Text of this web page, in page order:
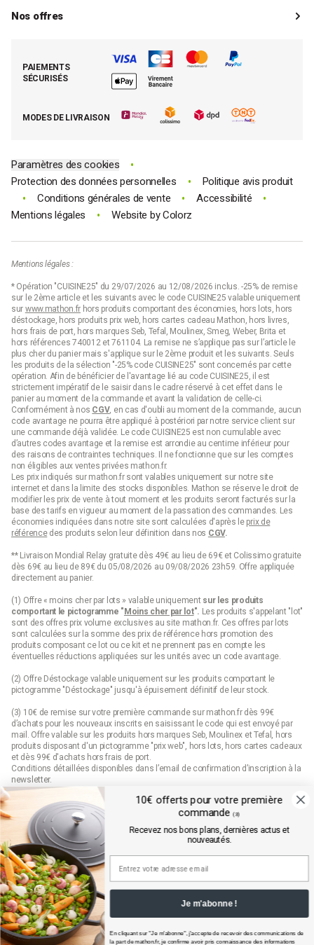
La boutique de Saint-Marcellin
La presse parle de Mathon
Paiements
Demande de rétractation
Mon compte client
Retrouver (ou activer) mon compte client
Nos offres
Nos best-sellers pâtisserie
Moins cher par lot
PAIEMENTS
SÉCURISÉS
MODES DE LIVRAISON
Paramètres des cookies •
Protection des données personnelles • Politique avis produit
• Conditions générales de vente • Accessibilité •
Mentions légales • Website byColorz
Mentions légales :
* Opération "CUISINE25" du 29/07/2026 au 12/08/2026 inclus. -25% de remise
sur le 2ème article et les suivants avec le code CUISINE25 valable uniquement
sur www.mathon.frhors produits comportant des économies, hors lots, hors
déstockage, hors produits prix web, hors cartes cadeau Mathon, hors livres,
hors frais de port, hors marques Seb, Tefal, Moulinex, Smeg, Weber, Brita et
hors références 740012 et 761104. La remise ne s’applique pas sur l’article le
plus cher du panier mais s'applique sur le 2ème produit et les suivants. Seuls
les produits de la sélection "-25% code CUISINE25" sont concernés par cette
opération. Afin de bénéficier de l'avantage lié au code CUISINE25, il est
strictement impératif de le saisir dans le cadre réservé à cet effet dans le
panier au moment de la commande et avant la validation de celle-ci.
Conformément à nos CGV, en cas d'oubli au moment de la commande, aucun
code avantage ne pourra être appliqué à postériori par notre service client sur
une commande déjà validée. Le code CUISINE25 est non cumulable avec
d’autres codes avantage et la remise est arrondie au centime inférieur pour
des raisons de contraintes techniques. Il ne fonctionne que sur les comptes
non éligibles aux ventes privées mathon.fr.
Les prix indiqués sur mathon.fr sont valables uniquement sur notre site
internet et dans la limite des stocks disponibles. Mathon se réserve le droit de
modifier les prix de vente à tout moment et les produits seront facturés sur la
base des tarifs en vigueur au moment de la passation des commandes. Les
économies indiquées dans notre site sont calculées d'après le prix de
référencedes produits selon leur définition dans nos CGV.
** Livraison Mondial Relay gratuite dès 49€ au lieu de 69€ et Colissimo gratuite
dès 69€ au lieu de 89€ du 05/08/2026 au 09/08/2026 23h59. Offre appliquée
directement au panier.
(1) Offre « moins cher par lots » valable uniquement sur les produits
comportant le pictogramme "Moins cher par lot". Les produits s'appelant "lot"
sont des offres prix volume exclusives au site mathon.fr. Ces offres par lots
sont calculées sur la somme des prix de référence hors promotion des
produits composant ce lot ou ce kit et ne prennent pas en compte les
éventuelles réductions appliquées sur les unités avec un code avantage.
(2) Offre Déstockage valable uniquement sur les produits comportant le
pictogramme "Déstockage" jusqu'à épuisement définitif de leur stock.
(3) 10€ de remise sur votre première commande sur mathon.fr dès 99€
d’achats pour les nouveaux inscrits en saisissant le code qui est envoyé par
mail. Offre valable sur les produits hors marques Seb, Moulinex et Tefal, hors
produits disposant d'un pictogramme "prix web", hors lots, hors cartes cadeaux
et dès 99€ d'achats hors frais de port.
Conditions détaillées disponibles dans l’email de confirmation d’inscription à la
newsletter.
(4) Offre « Prix web » valable uniquement sur les produits comportant le
pictogramme "prix web". Les produits indiqués "prix web" sont des offres
exclusives au site mathon.fr. Offre non applicable en magasin ou en catalogue.
Mathon.fr est membre de la FEVAD (fédération du e-commerce et de la vente à
distance)
10€ offerts pour votre première
commande (3)
Recevez nos bons plans, dernières actus et
nouveautés.
Je m'abonne !
En cliquant sur "Je m'abonne", j'accepte de recevoir des communications de
la part demathon.fr, je confirme avoir pris connaissance des informations